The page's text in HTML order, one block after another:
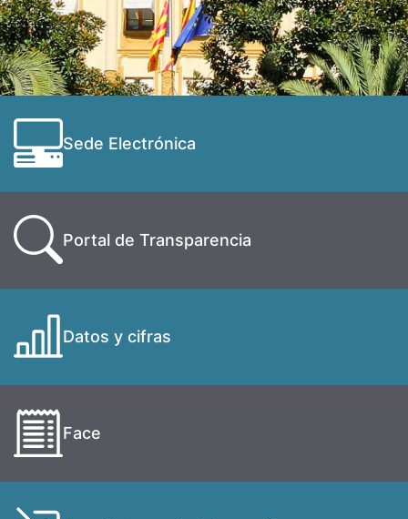
Sede Electrónica
Portal de Transparencia
Datos y cifras
Face